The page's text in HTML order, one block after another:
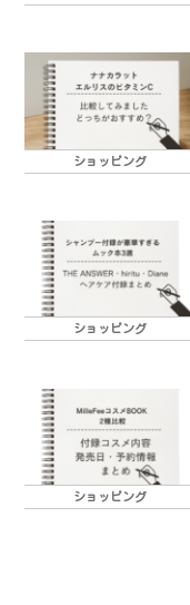
ショッピング
ショッピング
ショッピング